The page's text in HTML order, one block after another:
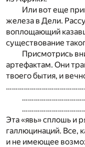
Или вот еще
железа в Дели.
воплощающий
существование
Присмотрись
артефактам. Они
твоего бытия, и
Эта «явь» сплошь и
галлюцинаций. Все,
и не имеющее